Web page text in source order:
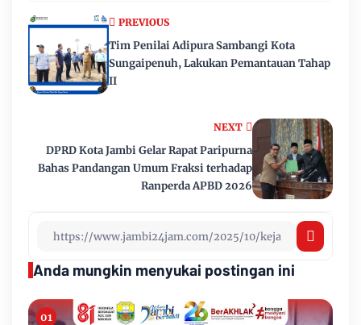
NEXT
DPRD Kota Jambi Gelar Rapat Paripurna
Bahas Pandangan Umum Fraksi terhadap
Ranperda APBD 2026
PREVIOUS
Tim Penilai Adipura Sambangi Kota
Sungaipenuh, Lakukan Pemantauan Tahap
II
Anda mungkin menyukai postingan ini